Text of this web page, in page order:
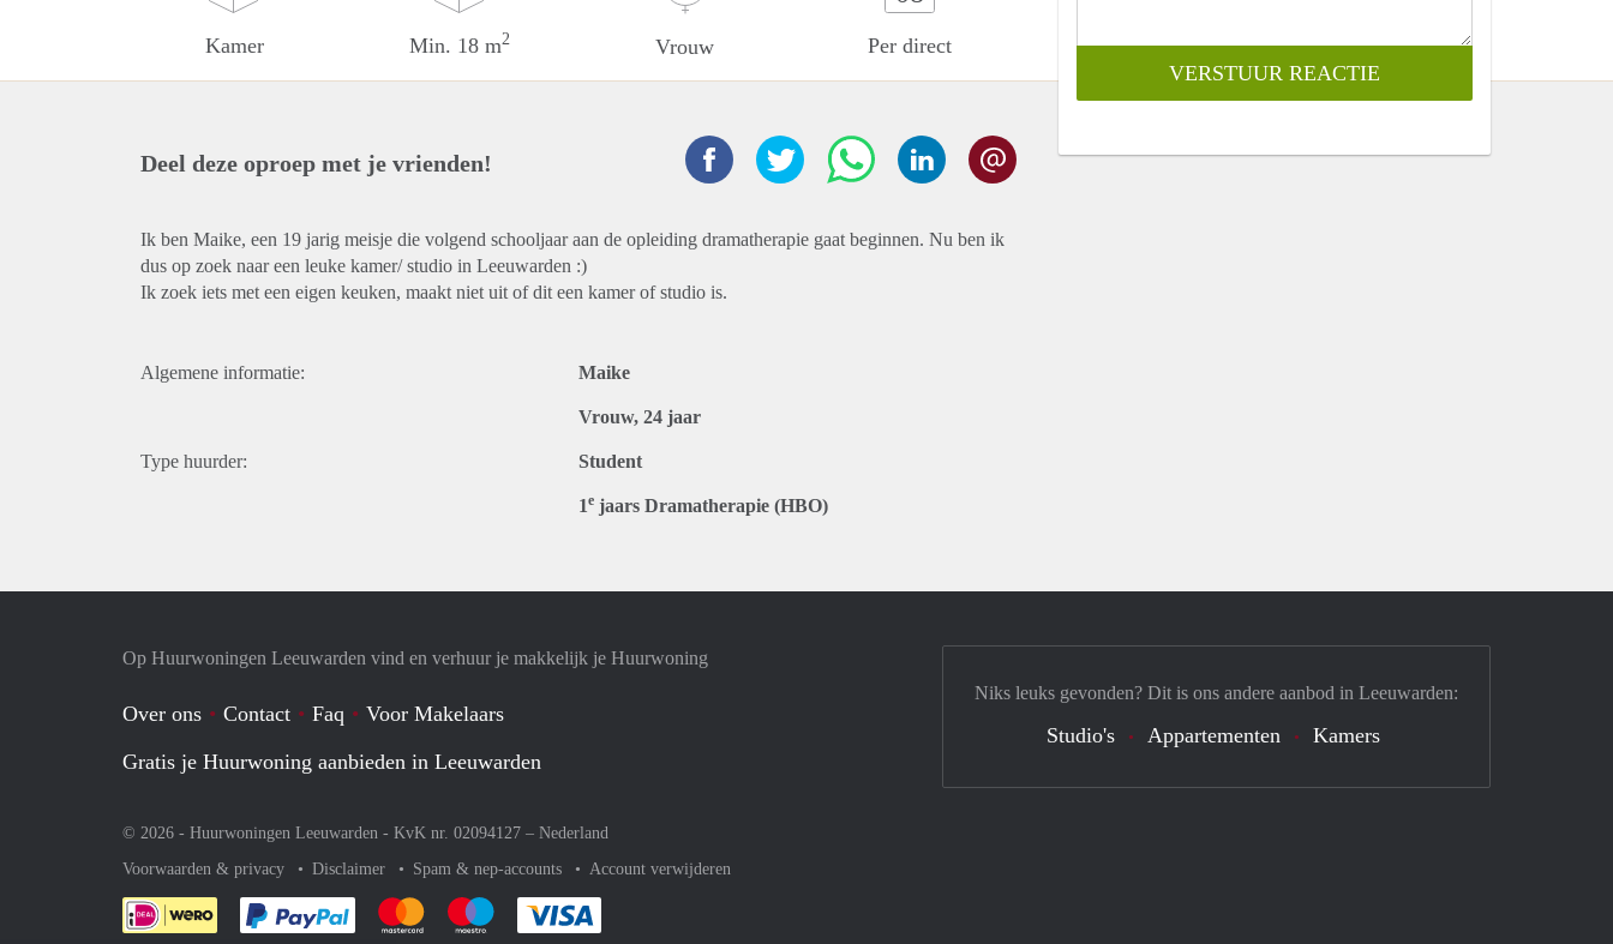
Kamer Min. 18 m2 Vrouw Per direct
Deel deze oproep met je vrienden!
Ik ben Maike, een 19 jarig meisje die volgend schooljaar aan de opleiding dramatherapie gaat beginnen. Nu ben ik
dus op zoek naar een leuke kamer/ studio in Leeuwarden :)
Ik zoek iets met een eigen keuken, maakt niet uit of dit een kamer of studio is.
Algemene informatie: Maike
Vrouw, 24 jaar
Type huurder: Student
1e jaars Dramatherapie (HBO)
Op Huurwoningen Leeuwarden vind en verhuur je makkelijk je Huurwoning
Over ons Contact Faq
Voor Makelaars
Gratis je Huurwoning aanbieden in Leeuwarden
© 2026 - Huurwoningen Leeuwarden - KvK nr. 02094127 – Nederland
Voorwaarden & privacy
Disclaimer Spam & nep-accounts Account verwijderen
Je rekent gemakkelijk af met Paypal
Je rekent gemakkelijk af met Mastercard
Je rekent gemakkelijk af met Meastro
Niks leuks gevonden? Dit is ons andere aanbod in Leeuwarden:
Studio's Appartementen Kamers